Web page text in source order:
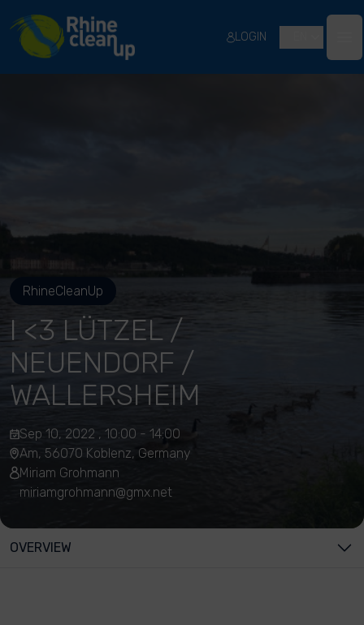
River Cleanup
LOGIN
RhineCleanUp
I <3 LÜTZEL /
NEUENDORF /
WALLERSHEIM
Sep 10, 2022 , 10:00 - 14:00
Am, 56070 Koblenz, Germany
Miriam Grohmann
miriamgrohmann@gmx.net
OVERVIEW